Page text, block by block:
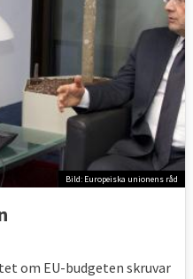
Bild: Europeiska unionens råd
om EU-budgeten skruvar